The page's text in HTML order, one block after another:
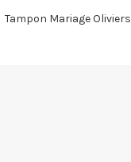
Tampon Mariage Oliviers